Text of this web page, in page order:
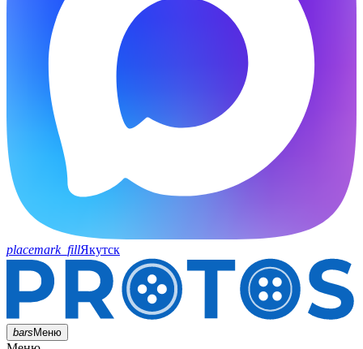
placemark_fillЯкутск
barsМеню